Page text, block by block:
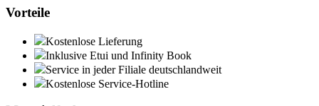
Vorteile
Kostenlose Lieferung
Inklusive Etui und Infinity Book
Service in jeder Filiale deutschlandweit
Kostenlose Service-Hotline